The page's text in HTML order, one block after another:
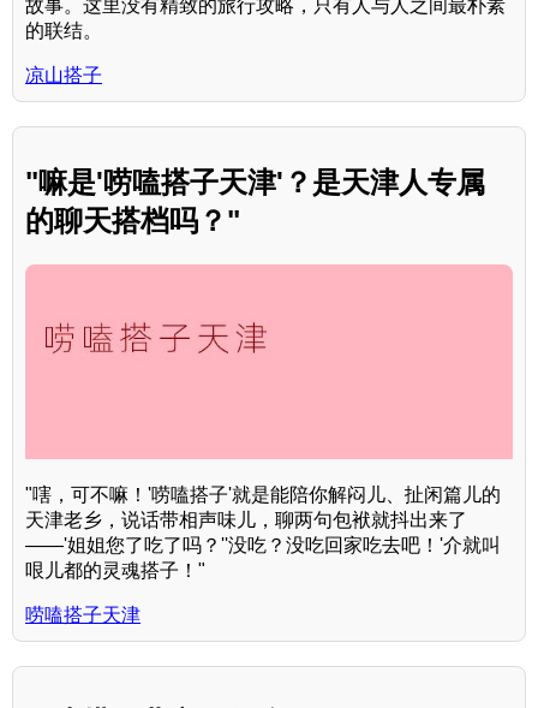
故事。这里没有精致的旅行攻略，只有人与人之间最朴素
的联结。
凉山搭子
"嘛是'唠嗑搭子天津'？是天津人专属
的聊天搭档吗？"
"嗐，可不嘛！'唠嗑搭子'就是能陪你解闷儿、扯闲篇儿的
天津老乡，说话带相声味儿，聊两句包袱就抖出来了
——'姐姐您了吃了吗？''没吃？没吃回家吃去吧！'介就叫
哏儿都的灵魂搭子！"
唠嗑搭子天津